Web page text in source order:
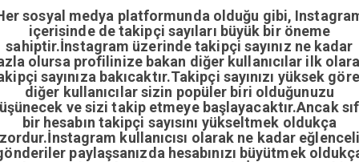
sosyal medya platformunda olduğu gibi,
içerisinde de takipçi sayıları büyük bir öneme
sahiptir.İnstagram üzerinde takipçi sayınız ne kadar
olursa profilinize bakan diğer kullanıcılar ilk
sayınıza bakıcaktır.Takipçi sayınızı yüksek
diğer kullanıcılar sizin popüler biri olduğunuzu
ve sizi takip etmeye başlayacaktır.Ancak
bir hesabın takipçi sayısını yükseltmek oldukça
kullanıcısı olarak ne kadar
paylaşsanızda hesabınızı büyütmek